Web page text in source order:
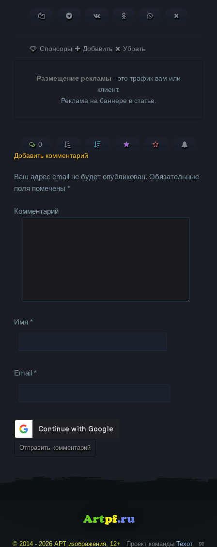
Копировать ссылкуПоделиться в Telegram
Поделиться ВКонтактеПоделиться в
Поделиться в
Спонсоры Добавить Убрать
Размещение рекламы - это трафик вам или
клиент.
Реклама на баннере в статье.
0
Добавить комментарий
Ваш адрес email не будет опубликован. Обязательные
поля помечены*
Комментарий
Имя*
Email*
© 2014 - 2026 АРТ изображения, 12+ Проект команды Техот 𝌴